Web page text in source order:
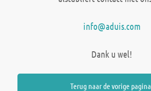
info@aduis.com
Dank u wel!
Terug naar de vorige pagina.